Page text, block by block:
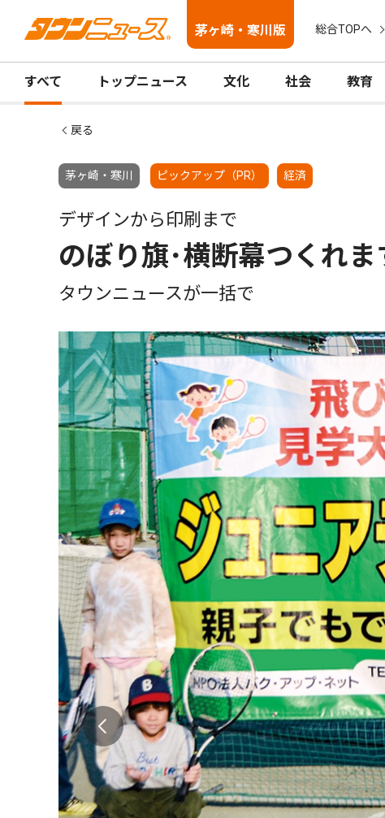
茅ヶ崎・寒川版 総合TOPへ
すべて トップニュース 文化 社会 教育
戻る
茅ヶ崎・寒川 ピックアップ（PR） 経済
デザインから印刷まで
のぼり旗･横断幕つくれま
タウンニュースが一括で